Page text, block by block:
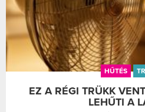
HŰTÉS
EZ A RÉGI TRÜKK
LEHŰTI A